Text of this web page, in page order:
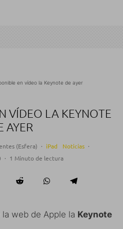
en vídeo la Keynote de ayer
VÍDEO LA KEYNOTE
AYER
(Esfera) · iPad Noticias ·
· 1 Minuto de lectura
web de Apple la Keynote